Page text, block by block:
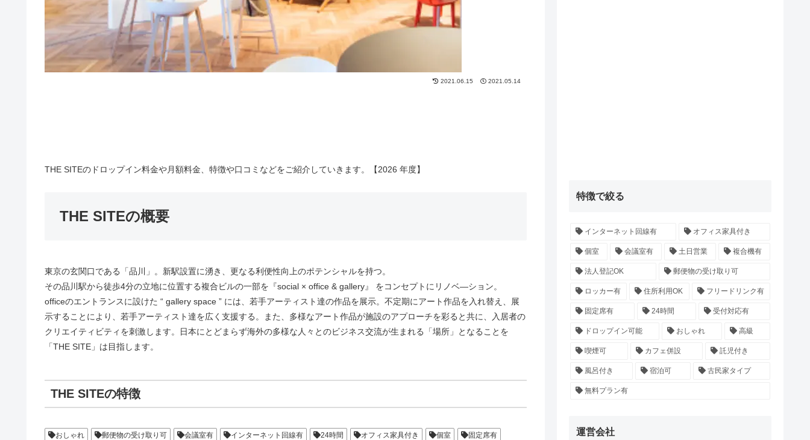
2021.06.15 2021.05.14
THE SITEのドロップイン料金や月額料金、特徴や口コミなどをご紹介していきます。【2026 年度】
THE SITEの概要
東京の玄関口である「品川」。新駅設置に湧き、更なる利便性向上のポテンシャルを持つ。
その品川駅から徒歩4分の立地に位置する複合ビルの一部を『social × office & gallery』 をコンセプトにリノベ―ション。
officeのエントランスに設けた “ gallery space ” には、若手アーティスト達の作品を展示。不定期にアート作品を入れ替え、展
示することにより、若手アーティスト達を広く支援する。また、多様なアート作品が施設のアプローチを彩ると共に、入居者の
クリエイティビティを刺激します。日本にとどまらず海外の多様な人々とのビジネス交流が生まれる「場所」となることを
「THE SITE」は目指します。
THE SITEの特徴
おしゃれ 郵便物の受け取り可 会議室有 インターネット回線有 24時間 オフィス家具付き 個室
固定席有
特徴で絞る
インターネット回線有 オフィス家具付き
個室 会議室有 土日営業 複合機有
法人登記OK 郵便物の受け取り可
ロッカー有 住所利用OK フリードリンク有
固定席有 24時間 受付対応有
ドロップイン可能 おしゃれ 高級
喫煙可 カフェ併設 託児付き
風呂付き 宿泊可 古民家タイプ
無料プラン有
運営会社